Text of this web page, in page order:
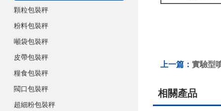
顆粒包裝秤
粉料包裝秤
噸袋包裝秤
皮帶包裝秤
糧食包裝秤
閥口包裝秤
超細粉包裝秤
上一篇： 實驗型
相關產品